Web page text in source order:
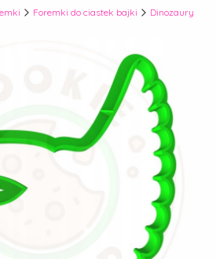
Foremki do ciastek bajki Dinozaury